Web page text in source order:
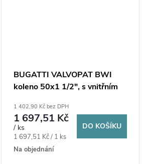
BUGATTI VALVOPAT BWI
koleno 50x1 1/2", s vnitřním
mosaz
1 402,90 Kč bez DPH
1 697,51 Kč
/ ks
Měrná
cena:
1 697,51 Kč / 1 ks
Na objednání
DO KOŠÍKU